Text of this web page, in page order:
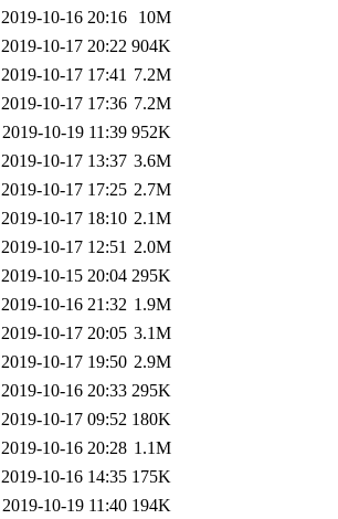
2019-10-16 20:16
10M
2019-10-17 20:22 904K
2019-10-17 17:41 7.2M
2019-10-17 17:36 7.2M
2019-10-19 11:39 952K
2019-10-17 13:37 3.6M
2019-10-17 17:25 2.7M
2019-10-17 18:10 2.1M
2019-10-17 12:51 2.0M
2019-10-15 20:04 295K
2019-10-16 21:32 1.9M
2019-10-17 20:05 3.1M
2019-10-17 19:50 2.9M
2019-10-16 20:33 295K
2019-10-17 09:52 180K
2019-10-16 20:28 1.1M
2019-10-16 14:35 175K
2019-10-19 11:40 194K